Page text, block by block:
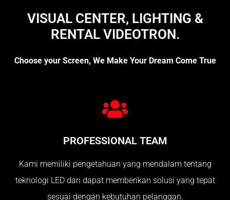
VISUAL CENTER, LIGHTING &
RENTAL VIDEOTRON.
Choose your Screen, We Make Your Dream Come True
PROFESSIONAL TEAM
Kami memiliki pengetahuan yang mendalam tentang
teknologi LED dan dapat memberikan solusi yang tepat
sesuai dengan kebutuhan pelanggan.